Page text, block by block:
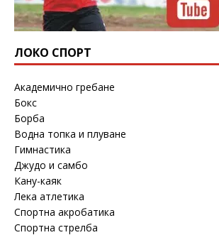
ЛОКО СПОРТ
Академично гребане
Бокс
Борба
Водна топка и плуване
Гимнастика
Джудо и самбо
Кану-каяк
Лека атлетика
Спортна акробатика
Спортна стрелба